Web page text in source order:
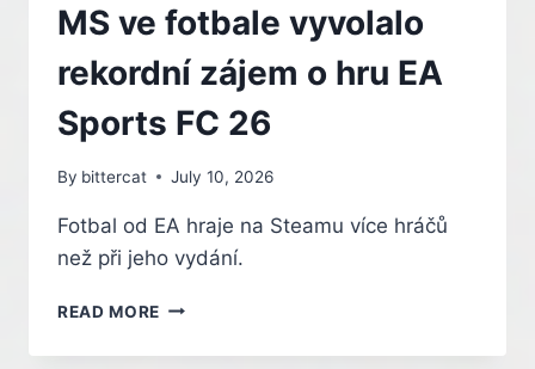
MS ve fotbale vyvolalo
rekordní zájem o hru EA
Sports FC 26
By bittercat July 10, 2026
Fotbal od EA hraje na Steamu více hráčů
než při jeho vydání.
READ MORE MS
FOTBALE